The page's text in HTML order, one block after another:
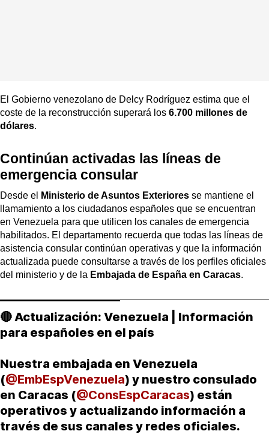
El Gobierno venezolano de Delcy Rodríguez estima que el
coste de la reconstrucción superará los 6.700 millones de
dólares.
Continúan activadas las líneas de
emergencia consular
Desde el Ministerio de Asuntos Exteriores se mantiene el
llamamiento a los ciudadanos españoles que se encuentran
en Venezuela para que utilicen los canales de emergencia
habilitados. El departamento recuerda que todas las líneas de
asistencia consular continúan operativas y que la información
actualizada puede consultarse a través de los perfiles oficiales
del ministerio y de la Embajada de España en Caracas.
🔴 Actualización: Venezuela | Información
para españoles en el país
Nuestra embajada en Venezuela
(@EmbEspVenezuela) y nuestro consulado
en Caracas (@ConsEspCaracas) están
operativos y actualizando información a
través de sus canales y redes oficiales.